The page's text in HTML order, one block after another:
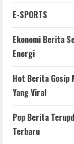
E-SPORTS
Ekonomi Berita
Energi
Hot Berita Gosip
Yang Viral
Pop Berita
Terbaru